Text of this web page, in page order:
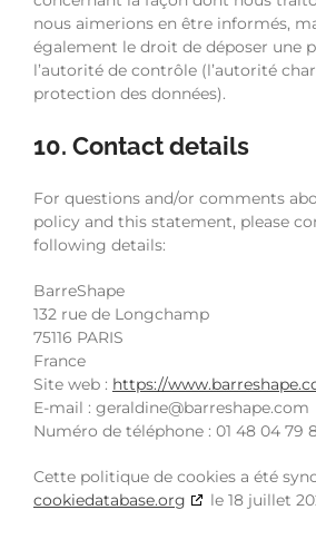
nous aimerions en être informés,
également le droit de déposer une
l’autorité de contrôle (l’autorité
protection des données).
10. Contact details
For questions and/or comments
policy and this statement, please
following details:
BarreShape
132 rue de Longchamp
75116 PARIS
France
Site web : https://
E-mail : geraldine@barreshape.com
Numéro de téléphone : 01 48 04 79
Cette politique de cookies a été
cookiedatabase.org
le 18 juillet